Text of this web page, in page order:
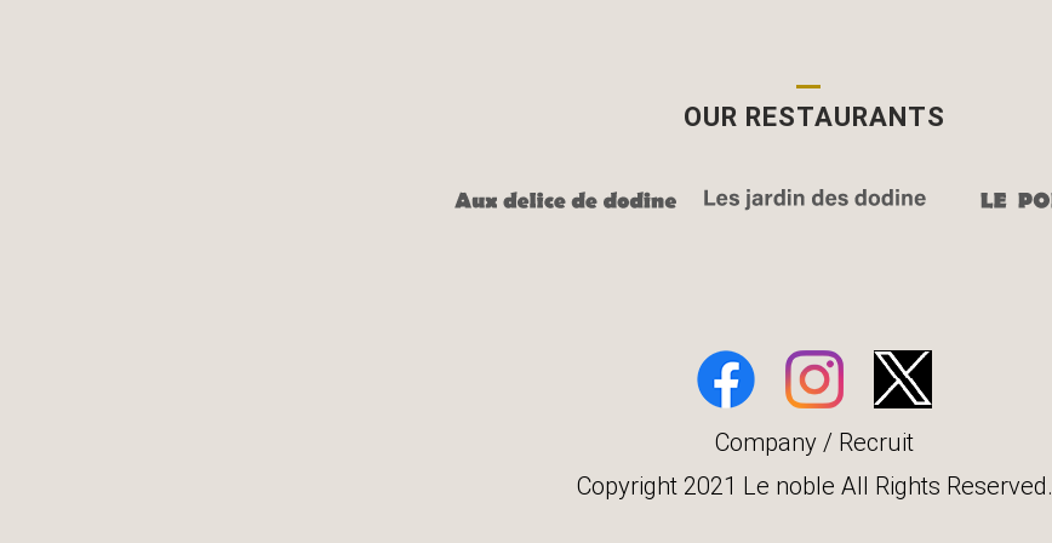
OUR RESTAURANTS
Company / Recruit
Copyright 2021 Le noble All Rights Reserved.